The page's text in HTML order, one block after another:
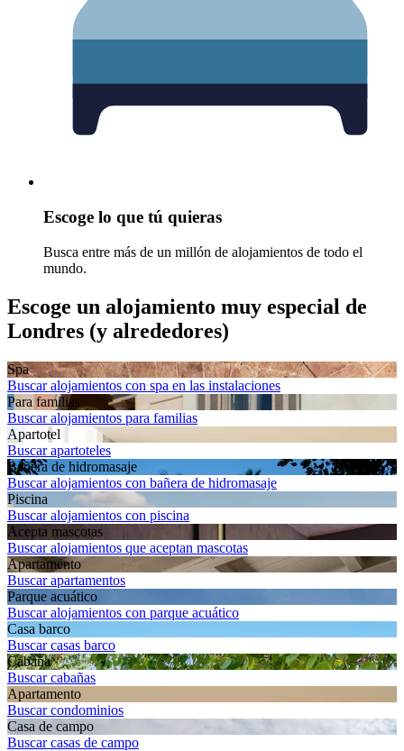
Escoge lo que tú quieras
Busca entre más de un millón de alojamientos de todo el
mundo.
Escoge un alojamiento muy especial de
Londres (y alrededores)
Spa
Buscar alojamientos con spa en las instalaciones
Para familias
Buscar alojamientos para familias
Apartotel
Buscar apartoteles
Bañera de hidromasaje
Buscar alojamientos con bañera de hidromasaje
Piscina
Buscar alojamientos con piscina
Acepta mascotas
Buscar alojamientos que aceptan mascotas
Apartamento
Buscar apartamentos
Parque acuático
Buscar alojamientos con parque acuático
Casa barco
Buscar casas barco
Cabaña
Buscar cabañas
Apartamento
Buscar condominios
Casa de campo
Buscar casas de campo